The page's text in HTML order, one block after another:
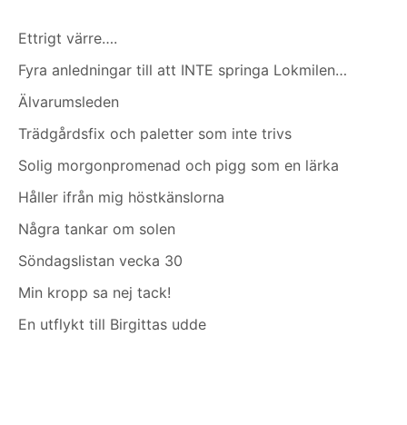
Ettrigt värre….
Fyra anledningar till att INTE springa Lokmilen…
Älvarumsleden
Trädgårdsfix och paletter som inte trivs
Solig morgonpromenad och pigg som en lärka
Håller ifrån mig höstkänslorna
Några tankar om solen
Söndagslistan vecka 30
Min kropp sa nej tack!
En utflykt till Birgittas udde